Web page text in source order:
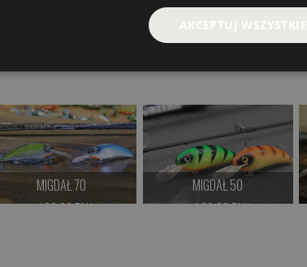
MIGDAŁ 70
od 38.00 PLN
MIGDAŁ 50
od 39.00 PLN
AKCEPTUJ WSZYSTKIE